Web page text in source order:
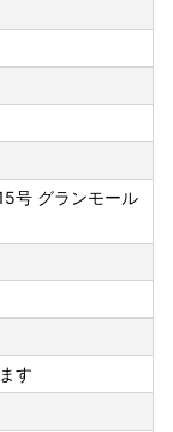
号 グランモール
す